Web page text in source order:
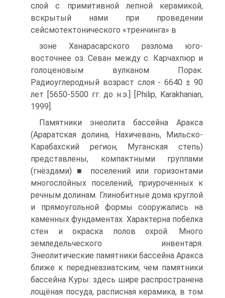
слой с примитивной лепной ке­рамикой,
вскрытый нами при проведении
сейсмотектонического «тренчинга» в
зоне Ханарасарского разлома юго-
восточнее оз. Севан между с. Карчахпюр и
голоценовым вулканом Порак.
Радиоуглеродный возраст слоя - 6640 ± 90
лет [5650-5500 гг. до н.э.] [Philip, Karakhanian,
1999].
Памятники энеолита бассейна Аракса
(Араратская долина, Нахичевань, Мильско-
Карабахский регион, Муганская степь)
представлены, компактными группами
(гнёздами) ■ поселений или горизонтами
многослойных поселений, при­уроченных к
речным долинам. Глинобитные дома круглой
и прямоугольной формы сооружались на
каменных фундаментах. Характерна побелка
стен и ок­раска полов охрой. Много
земледельческого инвентаря.
Энеолитические памят­ники бассейна Аракса
ближе к переднеазиатским, чем памятники
бассейна Ку­ры: здесь шире распространена
лощёная посуда, расписная керамика, в том